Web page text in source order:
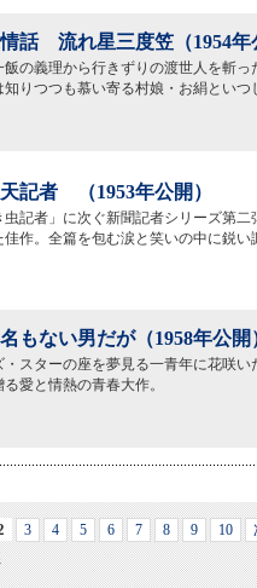
話 流れ星三度笠（1954年
飯の義理から行きずりの渡世人を斬
知りつつも慕い寄る村娘・お絹とい
記者 （1953年公開）
虫記者」に次ぐ新聞記者シリーズ第
佳作。全篇を包む涙と笑いの中に鋭
もない男だが（1958年公開
・スターの座を夢見る一青年に花咲
愛と情熱の青春大作。
3 4 5 6 7 8 9 10